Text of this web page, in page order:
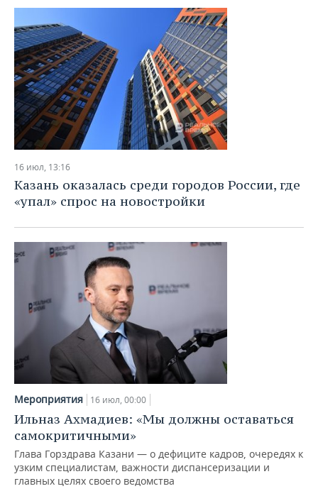
16 июл, 13:16
Казань оказалась среди городов России, где
«упал» спрос на новостройки
Мероприятия 16 июл, 00:00
Ильназ Ахмадиев: «Мы должны оставаться
самокритичными»
Глава Горздрава Казани — о дефиците кадров, очередях к
узким специалистам, важности диспансеризации и
главных целях своего ведомства